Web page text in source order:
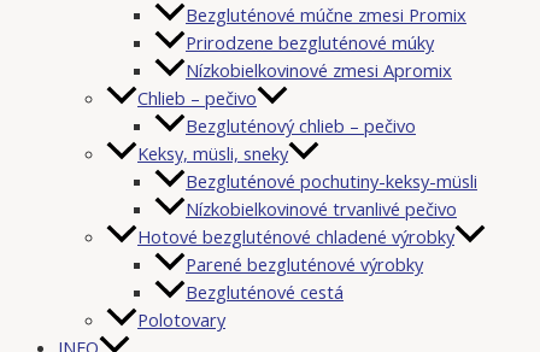
Bezgluténové múčne zmesi Promix
Prirodzene bezgluténové múky
Nízkobielkovinové zmesi Apromix
Chlieb – pečivo
Bezgluténový chlieb – pečivo
Keksy, müsli, sneky
Bezgluténové pochutiny-keksy-müsli
Nízkobielkovinové trvanlivé pečivo
Hotové bezgluténové chladené výrobky
Parené bezgluténové výrobky
Bezgluténové cestá
Polotovary
INFO